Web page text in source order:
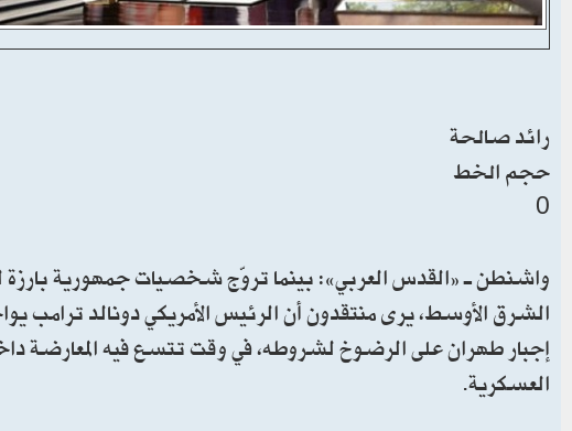
رائد صالحة
حجم الخط
0
واشنطن ـ «القدس العربي»: بينما تروّج شخصيات جمهورية
الشرق الأوسط، يرى منتقدون أن الرئيس الأمريكي دونالد ترامب
إجبار طهران على الرضوخ لشروطه، في وقت تتسع فيه المعارضة
العسكرية.